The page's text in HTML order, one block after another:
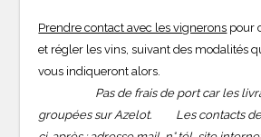
Prendre contact avec les vignerons pour
et régler les vins, suivant des modalités
vous
Pas de frais de port car les
groupées sur Azelot. Les contacts